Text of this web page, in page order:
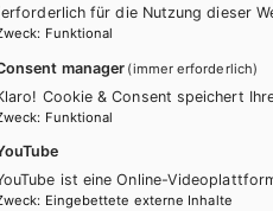
für die Nutzung dieser
: Funktional
manager (immer erforderlich)
Cookie & Consent speichert
: Funktional
ist eine Online-
: Eingebettete externe Inhalte